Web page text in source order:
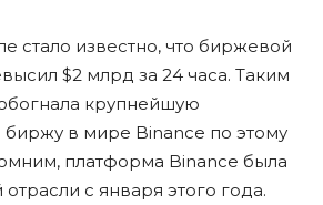
стало известно, что биржевой
$2 млрд за 24 часа. Таким
крупнейшую
в мире Binance по этому
платформа Binance была
с января этого года.